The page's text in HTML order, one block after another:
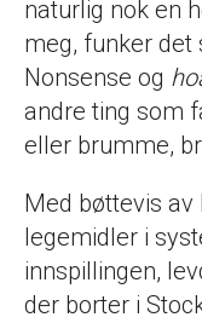
naturlig nok en
meg, funker det
Nonsense og
andre ting som
eller brumme,
Med bøttevis av
legemidler i
innspillingen,
der borter i